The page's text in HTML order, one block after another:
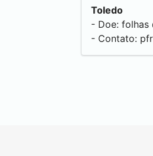
Toledo
- Doe: folhas
- Contato: